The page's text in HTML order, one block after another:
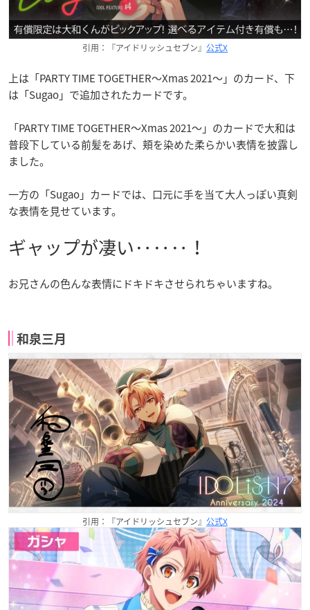
引用：『アイドリッシュセブン』 公式X
上は「PARTY TIME TOGETHER～Xmas 2021～」のカード、下
は「Sugao」で追加されたカードです。
「PARTY TIME TOGETHER～Xmas 2021～」のカードで大和は
普段下している前髪をあげ、頬を染めた柔らかい表情を披露し
ました。
一方の「Sugao」カードでは、口元に手を当て大人っぽい真剣
な表情を見せています。
ギャップが凄い‥‥‥！
お兄さんの色んな表情にドキドキさせられちゃいますね。
和泉三月
引用：『アイドリッシュセブン』 公式X